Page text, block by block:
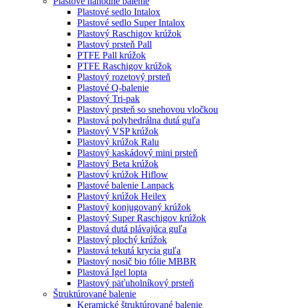
Plastové sedlo Intalox
Plastové sedlo Super Intalox
Plastový Raschigov krúžok
Plastový prsteň Pall
PTFE Pall krúžok
PTFE Raschigov krúžok
Plastový rozetový prsteň
Plastové Q-balenie
Plastový Tri-pak
Plastový prsteň so snehovou vločkou
Plastová polyhedrálna dutá guľa
Plastový VSP krúžok
Plastový krúžok Ralu
Plastový kaskádový mini prsteň
Plastový Beta krúžok
Plastový krúžok Hiflow
Plastové balenie Lanpack
Plastový krúžok Heilex
Plastový konjugovaný krúžok
Plastový Super Raschigov krúžok
Plastová dutá plávajúca guľa
Plastový plochý krúžok
Plastová tekutá krycia guľa
Plastový nosič bio fólie MBBR
Plastová Igel lopta
Plastový päťuholníkový prsteň
Štruktúrované balenie
Keramické štruktúrované balenie